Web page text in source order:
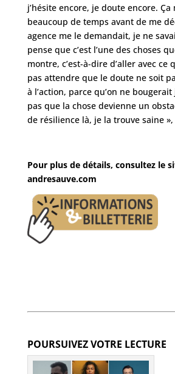
j’hésite encore, je doute encore. Ça
beaucoup de temps avant de me
agence me le demandait, je ne
pense que c’est l’une des choses
montre, c’est-à-dire d’aller avec ce
pas attendre que le doute ne soit
à l’action, parce qu’on ne
pas que la chose devienne un
de résilience là, je la trouve saine
Pour plus de détails, consultez le
andresauve.com
POURSUIVEZ VOTRE LECTURE